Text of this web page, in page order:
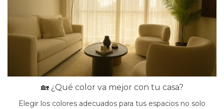
🏡 ¿Qué color va mejor con tu casa?
Elegir los colores adecuados para tus espacios no solo